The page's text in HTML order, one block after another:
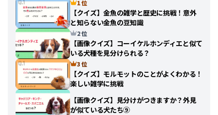
1 位
【クイズ】金魚の雑学と歴史に挑戦！意外
と知らない金魚の豆知識
2 位
【画像クイズ】コーイケルホンディエと似て
いる犬種を見分けられる？
3 位
【クイズ】モルモットのことがよくわかる！
楽しい雑学に挑戦
【画像クイズ】見分けがつきますか？外見
が似ている犬たち⑨